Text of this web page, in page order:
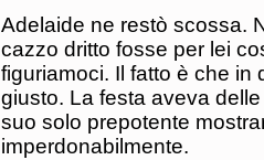
Adelaide ne restò scossa.
cazzo dritto fosse per lei
figuriamoci. Il fatto è che in
giusto. La festa aveva
suo solo prepotente
imperdonabilmente.